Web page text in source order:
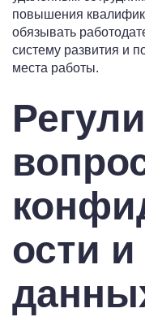
повышения
обязывать
систему развития и
места работы.
ости